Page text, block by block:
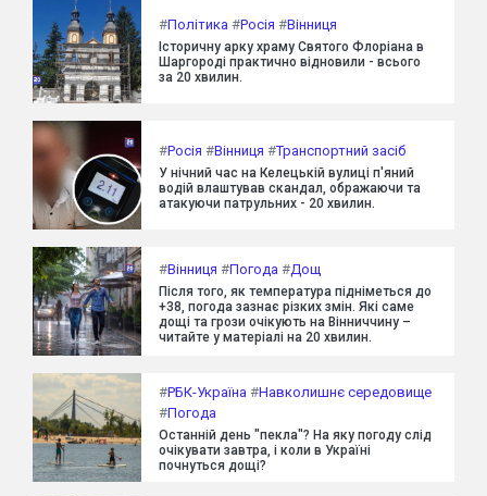
#Політика #Росія #Вінниця
Історичну арку храму Святого Флоріана в
Шаргороді практично відновили - всього
за 20 хвилин.
#Росія #Вінниця #Транспортний засіб
У нічний час на Келецькій вулиці п'яний
водій влаштував скандал, ображаючи та
атакуючи патрульних - 20 хвилин.
#Вінниця #Погода #Дощ
Після того, як температура підніметься до
+38, погода зазнає різких змін. Які саме
дощі та грози очікують на Вінниччину –
читайте у матеріалі на 20 хвилин.
#РБК-Україна #Навколишнє середовище
#Погода
Останній день "пекла"? На яку погоду слід
очікувати завтра, і коли в Україні
почнуться дощі?